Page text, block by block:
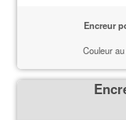
Encreur
Couleur